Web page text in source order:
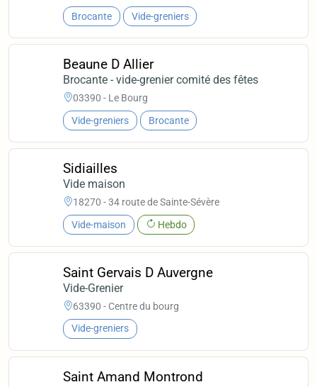
Brocante Vide-greniers
Beaune D Allier
Brocante - vide-grenier comité des fêtes
03390 - Le Bourg
Vide-greniers Brocante
Sidiailles
Vide maison
18270 - 34 route de Sainte-Sévère
Vide-maison Hebdo
Saint Gervais D Auvergne
Vide-Grenier
63390 - Centre du bourg
Vide-greniers
Saint Amand Montrond